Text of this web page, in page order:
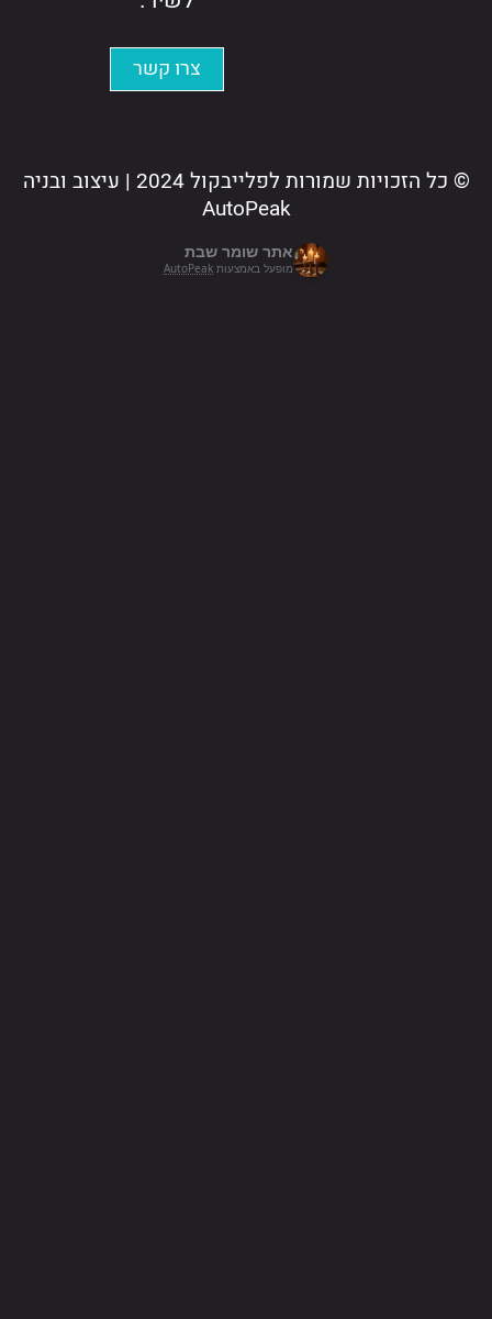
צרו קשר
© כל הזכויות שמורות לפלייבקול 2024 | עיצוב ובניה
AutoPeak
אתר שומר שבת
מופעל באמצעותAutoPeak